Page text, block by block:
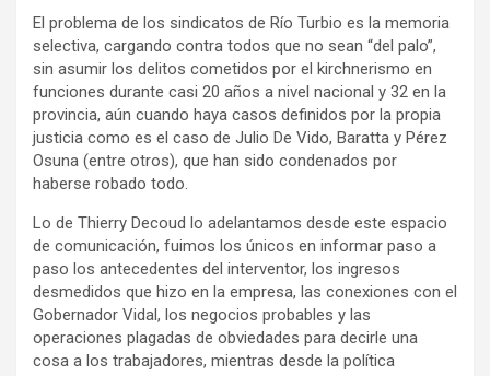
El problema de los sindicatos de Río Turbio es la memoria
selectiva, cargando contra todos que no sean “del palo”,
sin asumir los delitos cometidos por el kirchnerismo en
funciones durante casi 20 años a nivel nacional y 32 en la
provincia, aún cuando haya casos definidos por la propia
justicia como es el caso de Julio De Vido, Baratta y Pérez
Osuna (entre otros), que han sido condenados por
haberse robado todo.
Lo de Thierry Decoud lo adelantamos desde este espacio
de comunicación, fuimos los únicos en informar paso a
paso los antecedentes del interventor, los ingresos
desmedidos que hizo en la empresa, las conexiones con el
Gobernador Vidal, los negocios probables y las
operaciones plagadas de obviedades para decirle una
cosa a los trabajadores, mientras desde la política